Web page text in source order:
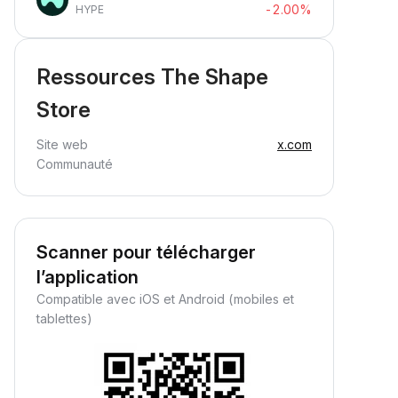
HYPE -2.00%
Ressources The Shape
Store
Site web
x.com
Communauté
Scanner pour télécharger
l’application
Compatible avec iOS et Android (mobiles et
tablettes)